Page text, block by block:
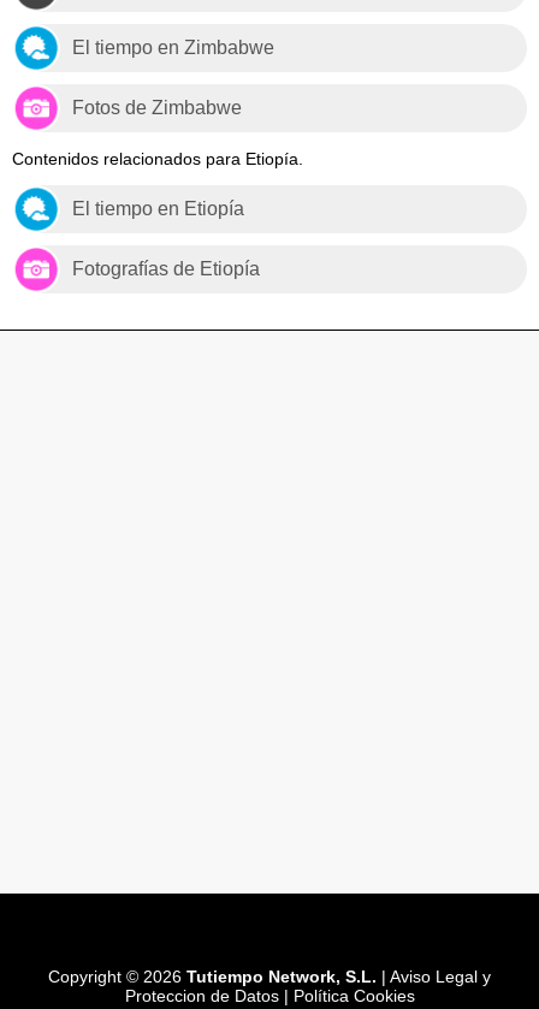
El tiempo en Zimbabwe
Fotos de Zimbabwe
Contenidos relacionados para Etiopía.
El tiempo en Etiopía
Fotografías de Etiopía
Copyright © 2026 Tutiempo Network, S.L. | Aviso Legal y
Proteccion de Datos| Política Cookies